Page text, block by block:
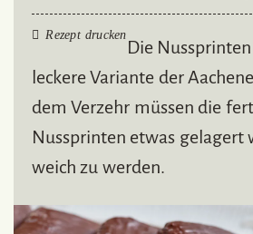
Rezept drucken
Die
leckere Variante der
dem Verzehr müssen die
Nussprinten etwas gelagert
weich zu werden.